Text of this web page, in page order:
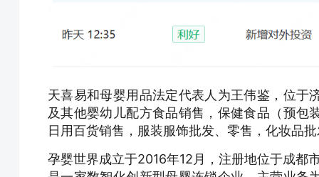
天喜易和母婴用品法定代表人为王伟鉴，位于
及其他婴幼儿配方食品销售，保健食品（预包
日用百货销售，服装服饰批发、零售，化妆品
孕婴世界成立于2016年12月，注册地位于成都